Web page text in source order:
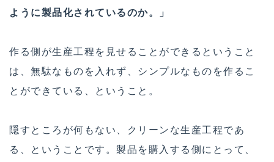
ように製品化されているのか。」
作る側が生産工程を見せることができるということ
は、無駄なものを入れず、シンプルなものを作るこ
とができている、ということ。
隠すところが何もない、クリーンな生産工程であ
る、ということです。製品を購入する側にとって、